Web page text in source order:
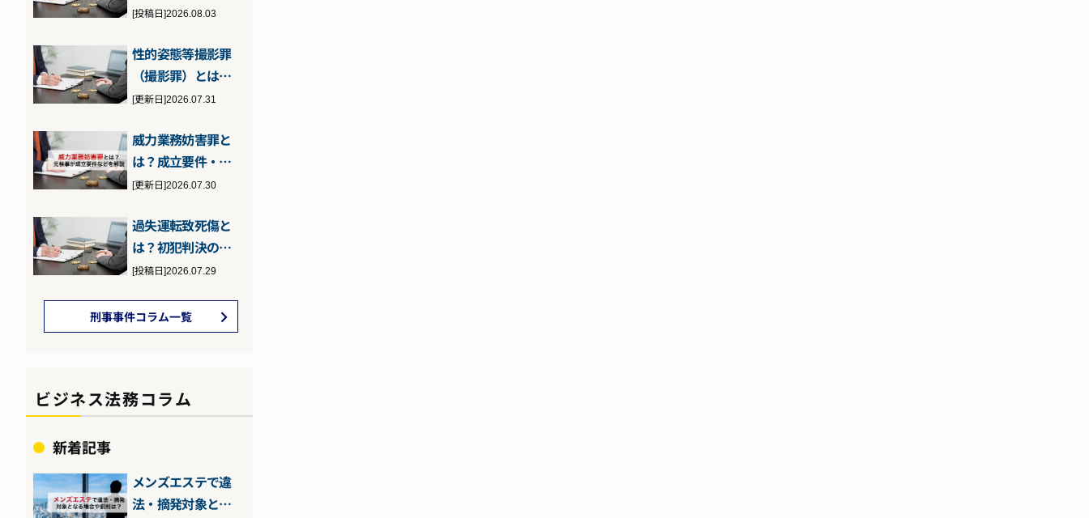
問われる罪と通報
[投稿日]2026.08.03
性的姿態等撮影罪
（撮影罪）とは？
性的姿態撮影等処
[更新日]2026.07.31
威力業務妨害罪と
は？成立要件・刑
罰・逮捕の可能性
[更新日]2026.07.30
過失運転致死傷と
は？初犯判決のポ
イントと執行猶予
[投稿日]2026.07.29
刑事事件コラム一覧
ビジネス法務コラム
新着記事
メンズエステで違
法・摘発対象とな